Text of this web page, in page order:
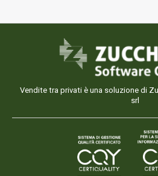
Vendite tra privati è una soluzione di
srl